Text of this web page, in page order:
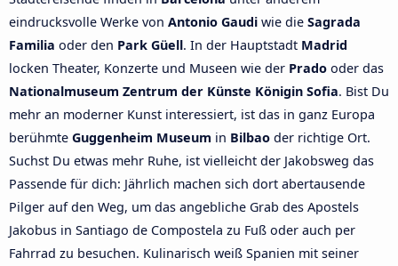
eindrucksvolle Werke von Antonio Gaudi wie die Sagrada
Familia oder den Park Güell. In der Hauptstadt Madrid
locken Theater, Konzerte und Museen wie der Prado oder das
Nationalmuseum Zentrum der Künste Königin Sofia. Bist Du
mehr an moderner Kunst interessiert, ist das in ganz Europa
berühmte Guggenheim Museum in Bilbao der richtige Ort.
Suchst Du etwas mehr Ruhe, ist vielleicht der Jakobsweg das
Passende für dich: Jährlich machen sich dort abertausende
Pilger auf den Weg, um das angebliche Grab des Apostels
Jakobus in Santiago de Compostela zu Fuß oder auch per
Fahrrad zu besuchen. Kulinarisch weiß Spanien mit seiner